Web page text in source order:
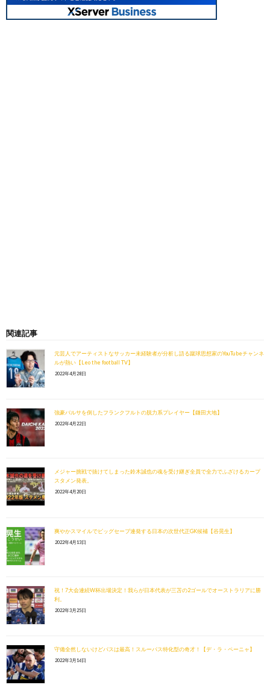
関連記事
元芸人でアーティストなサッカー未経験者が分析し語る蹴球思想家のYouTubeチャンネ
ルが熱い【Leo the football TV】
2022年4月28日
強豪バルサを倒したフランクフルトの脱力系プレイヤー【鎌田大地】
2022年4月22日
メジャー挑戦で抜けてしまった鈴木誠也の魂を受け継ぎ全員で全力でふざけるカープ
スタメン発表。
2022年4月20日
爽やかスマイルでビッグセーブ連発する日本の次世代正GK候補【谷晃生】
2022年4月13日
祝！7大会連続W杯出場決定！我らが日本代表が三苫の2ゴールでオーストラリアに勝
利。
2022年3月25日
守備全然しないけどパスは最高！スルーパス特化型の奇才！【デ・ラ・ペーニャ】
2022年3月16日